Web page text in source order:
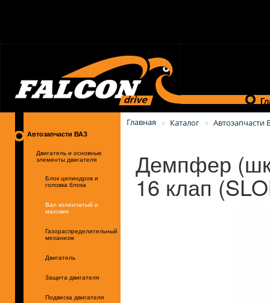
Автозапчасти ВАЗ
Двигатель и основные
элементы двигателя
Блок цилиндров и
головка блока
Вал коленчатый и
маховик
Газораспределительный
механизм
Двигатель
Защита двигателя
Подвеска двигателя
Главная Каталог Автозапчасти
Демпфер
16 клап